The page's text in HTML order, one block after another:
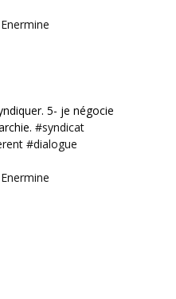
5- je négocie
#syndicat
#dialogue